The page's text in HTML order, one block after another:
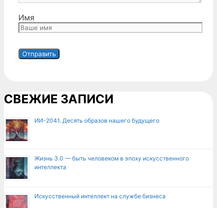
Имя
СВЕЖИЕ ЗАПИСИ
ИИ-2041. Десять образов нашего будущего
Жизнь 3.0 — быть человеком в эпоху искусственного
интеллекта
Искусственный интеллект на службе бизнеса